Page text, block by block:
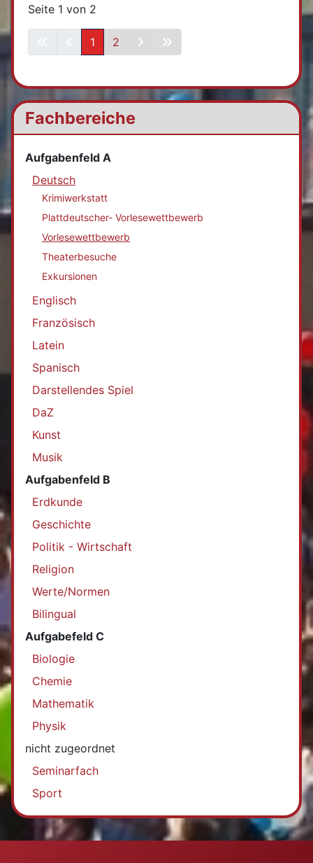
Fachbereiche
Aufgabenfeld A
Deutsch
Krimiwerkstatt
Plattdeutscher- Vorlesewettbewerb
Vorlesewettbewerb
Theaterbesuche
Exkursionen
Englisch
Französisch
Latein
Spanisch
Darstellendes Spiel
DaZ
Kunst
Musik
Aufgabenfeld B
Erdkunde
Geschichte
Politik - Wirtschaft
Religion
Werte/Normen
Bilingual
Aufgabefeld C
Biologie
Chemie
Mathematik
Physik
nicht zugeordnet
Seminarfach
Sport
Seite 1 von 2
1 2